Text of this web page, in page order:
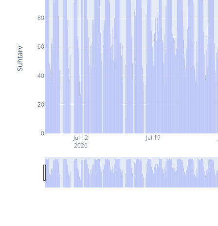
Jul 12
2026
Jul 19
0
20
40
60
80
Suhtarv